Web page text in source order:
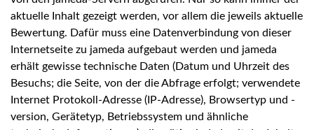
aktuelle Inhalt gezeigt werden, vor allem die jeweils aktuelle
Bewertung. Dafür muss eine Datenverbindung von dieser
Internetseite zu jameda aufgebaut werden und jameda
erhält gewisse technische Daten (Datum und Uhrzeit des
Besuchs; die Seite, von der die Abfrage erfolgt; verwendete
Internet Protokoll-Adresse (IP-Adresse), Browsertyp und -
version, Gerätetyp, Betriebssystem und ähnliche